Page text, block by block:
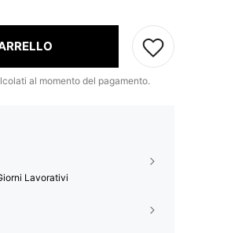
al momento del pagamento.
Lavorativi